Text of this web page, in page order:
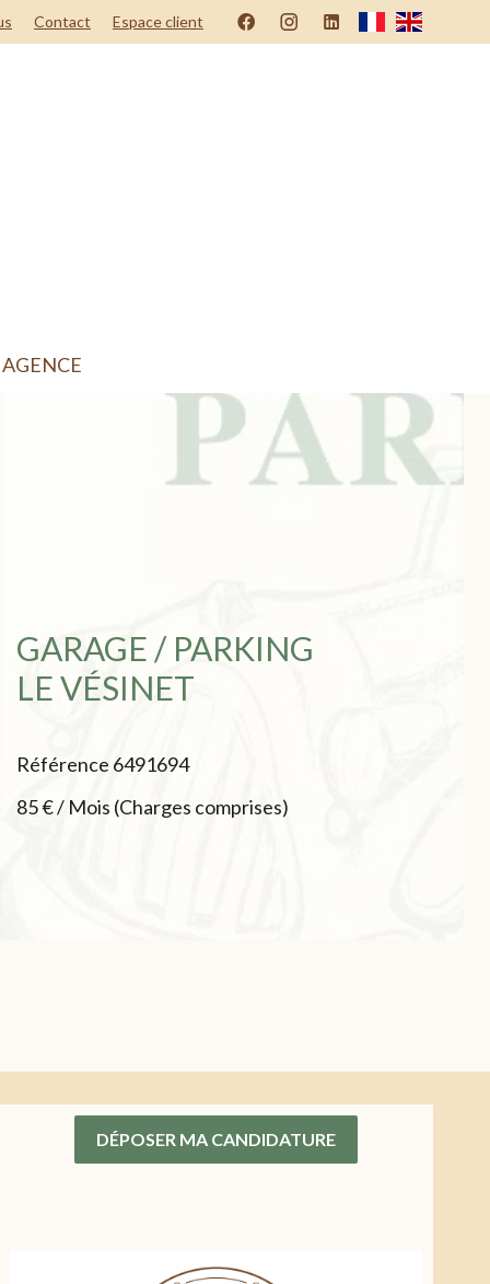
Contact Espace client
GARAGE / PARKING
LE VÉSINET
Référence 6491694
85 € / Mois (Charges comprises)
DÉPOSER MA CANDIDATURE